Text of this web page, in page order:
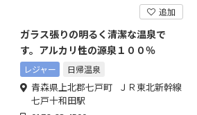
追加
ガラス張りの明るく清潔な温泉で
す。アルカリ性の源泉１００％
レジャー 日帰温泉
青森県上北郡七戸町 ＪＲ東北新幹線
七戸十和田駅